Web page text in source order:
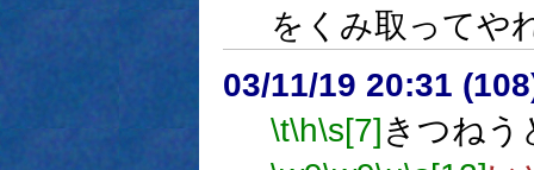
をくみ取ってや
03/11/19 20:31
\t\h\s[7]きつねう